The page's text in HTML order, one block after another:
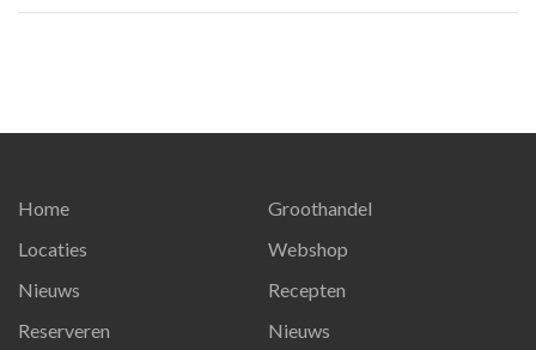
Home
Locaties
Nieuws
Reserveren
Groothandel
Webshop
Recepten
Nieuws